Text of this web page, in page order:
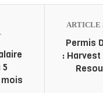
ARTICLE
Permis
: